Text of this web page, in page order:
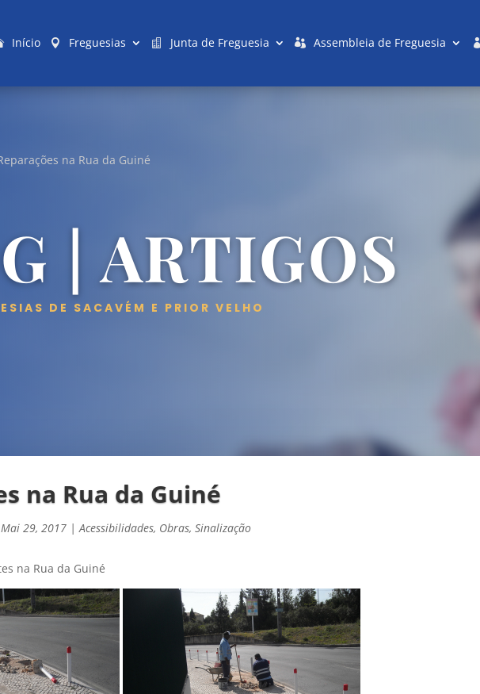
Início Freguesias Junta de Freguesia Assembleia de Freguesia
na Rua da Guiné
| ARTIGOS
DE SACAVÉM E PRIOR VELHO
na Rua da Guiné
Mai 29, 2017 |Acessibilidades, Obras,Sinalização
na Rua da Guiné